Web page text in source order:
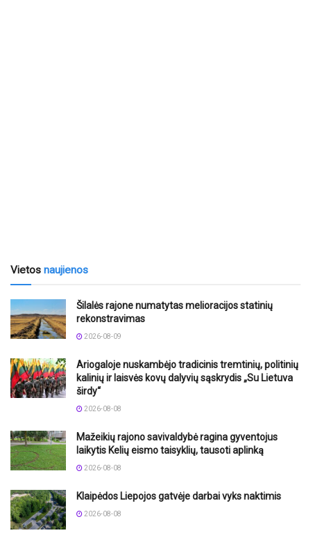
Vietos naujienos
Šilalės rajone numatytas melioracijos statinių
rekonstravimas
2026-08-09
Ariogaloje nuskambėjo tradicinis tremtinių, politinių
kalinių ir laisvės kovų dalyvių sąskrydis „Su Lietuva
širdy“
2026-08-08
Mažeikių rajono savivaldybė ragina gyventojus
laikytis Kelių eismo taisyklių, tausoti aplinką
2026-08-08
Klaipėdos Liepojos gatvėje darbai vyks naktimis
2026-08-08